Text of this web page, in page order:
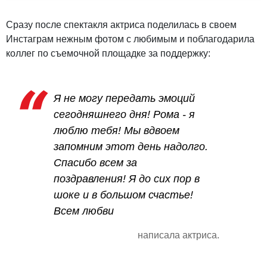
Сразу после спектакля актриса поделилась в своем
Инстаграм нежным фотом с любимым и поблагодарила
коллег по съемочной площадке за поддержку:
Я не могу передать эмоций
сегодняшнего дня! Рома - я
люблю тебя! Мы вдвоем
запомним этот день надолго.
Спасибо всем за
поздравления! Я до сих пор в
шоке и в большом счастье!
Всем любви
написала актриса.